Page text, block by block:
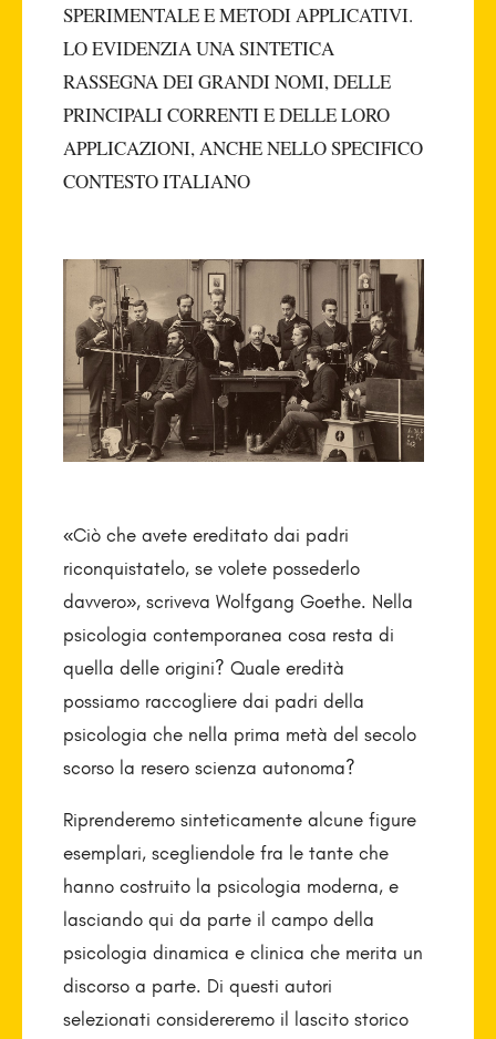
SPERIMENTALE E METODI APPLICATIVI.
LO EVIDENZIA UNA SINTETICA
RASSEGNA DEI GRANDI NOMI, DELLE
PRINCIPALI CORRENTI E DELLE LORO
APPLICAZIONI, ANCHE NELLO SPECIFICO
CONTESTO ITALIANO
«Ciò che avete ereditato dai padri
riconquistatelo, se volete possederlo
davvero», scriveva Wolfgang Goethe. Nella
psicologia contemporanea cosa resta di
quella delle origini? Quale eredità
possiamo raccogliere dai padri della
psicologia che nella prima metà del secolo
scorso la resero scienza autonoma?
Riprenderemo sinteticamente alcune figure
esemplari, scegliendole fra le tante che
hanno costruito la psicologia moderna, e
lasciando qui da parte il campo della
psicologia dinamica e clinica che merita un
discorso a parte. Di questi autori
selezionati considereremo il lascito storico